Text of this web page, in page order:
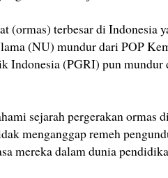
(ormas) terbesar di Indonesia
(NU) mundur dari POP
Indonesia (PGRI) pun mundur
sejarah pergerakan ormas
menganggap remeh
mereka dalam dunia